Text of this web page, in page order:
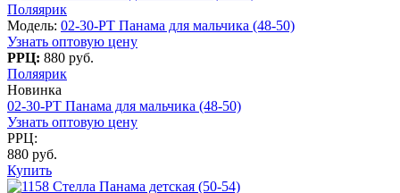
Поляярик
Модель: 02-30-PT Панама для мальчика (48-50)
Узнать оптовую цену
РРЦ: 880 руб.
Поляярик
Новинка
02-30-PT Панама для мальчика (48-50)
Узнать оптовую цену
РРЦ:
880 руб.
Купить